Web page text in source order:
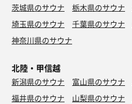
茨城県のサウナ 栃木県のサウナ
埼玉県のサウナ
千葉県のサウナ
神奈川県のサウナ
北陸・甲信越
新潟県のサウナ 富山県のサウナ
福井県のサウナ
山梨県のサウナ